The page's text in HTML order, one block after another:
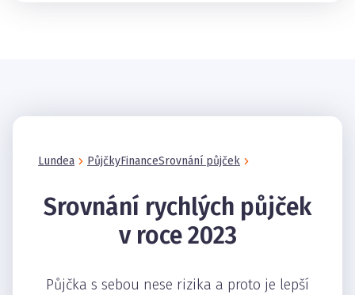
Lundea PůjčkyFinanceSrovnání půjček
Srovnání rychlých půjček
v roce 2023
Půjčka s sebou nese rizika a proto je lepší